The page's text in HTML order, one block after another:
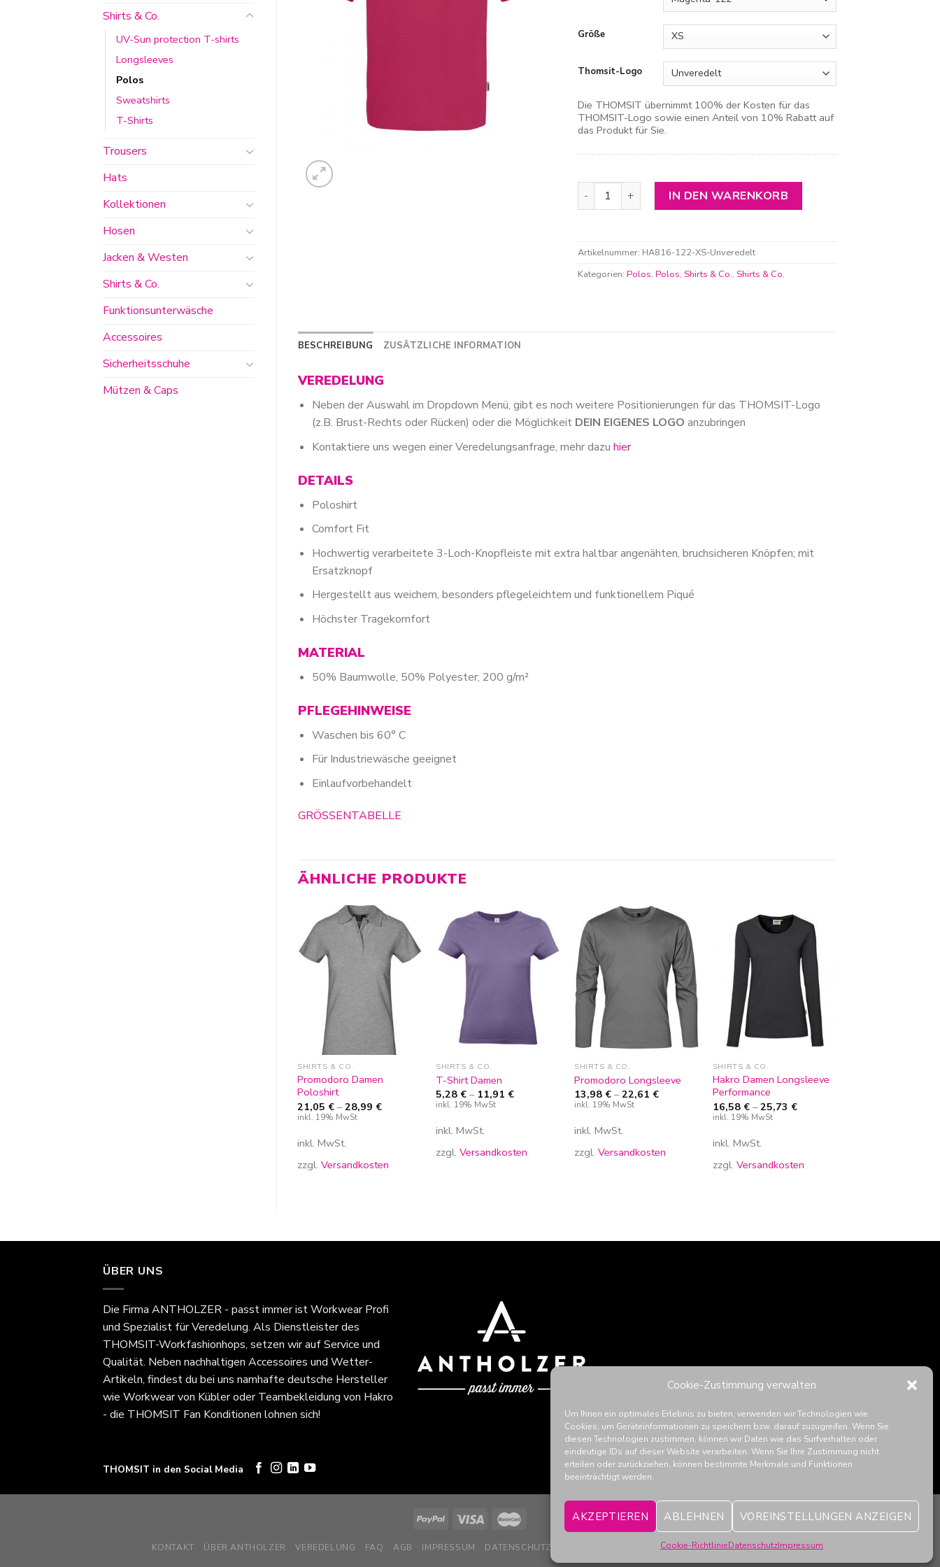
Cookie-Zustimmung verwalten
Um Ihnen ein optimales Erlebnis zu bieten, verwenden wir Technologien wie
Cookies, um Geräteinformationen zu speichern bzw. darauf zuzugreifen. Wenn Sie
diesen Technologien zustimmen, können wir Daten wie das Surfverhalten oder
eindeutige IDs auf dieser Website verarbeiten. Wenn Sie Ihre Zustimmung nicht
erteilen oder zurückziehen, können bestimmte Merkmale und Funktionen
beeinträchtigt werden.
AKZEPTIEREN ABLEHNEN VOREINSTELLUNGEN ANZEIGEN
Cookie-RichtlinieDatenschutzImpressum
Shirts & Co.
UV-Sun protection T-shirts
Longsleeves
Polos
Sweatshirts
T-Shirts
Trousers
Hats
Kollektionen
Hosen
Jacken & Westen
Shirts & Co.
Funktionsunterwäsche
Accessoires
Sicherheitsschuhe
Mützen & Caps
Größe
Thomsit-Logo
Die THOMSIT übernimmt 100% der Kosten für das
THOMSIT-Logo sowie einen Anteil von 10% Rabatt auf
das Produkt für Sie.
Hakro Poloshirt Performance Menge
IN DEN WARENKORB
Artikelnummer: HA816-122-XS-Unveredelt
Kategorien:Polos,Polos, Shirts & Co., Shirts & Co.
BESCHREIBUNG ZUSÄTZLICHE INFORMATION
VEREDELUNG
Neben der Auswahl im Dropdown Menü, gibt es noch weitere Positionierungen für das THOMSIT-Logo
(z.B. Brust-Rechts oder Rücken) oder die Möglichkeit DEIN EIGENES LOGO anzubringen
Kontaktiere uns wegen einer Veredelungsanfrage, mehr dazuhier
DETAILS
Poloshirt
Comfort Fit
Hochwertig verarbeitete 3-Loch-Knopfleiste mit extra haltbar angenähten, bruchsicheren Knöpfen; mit
Ersatzknopf
Hergestellt aus weichem, besonders pflegeleichtem und funktionellem Piqué
Höchster Tragekomfort
MATERIAL
50% Baumwolle, 50% Polyester; 200 g/m²
PFLEGEHINWEISE
Waschen bis 60° C
Für Industriewäsche geeignet
Einlaufvorbehandelt
GRÖSSENTABELLE
ÄHNLICHE PRODUKTE
Zur
Wunschliste
hinzufügen
SHIRTS & CO.
Promodoro Damen
Poloshirt
21,05 € –28,99 €
inkl. 19% MwSt
inkl. MwSt.
zzgl.Versandkosten
Wunschliste
hinzufügen
SHIRTS & CO.
T-Shirt Damen
5,28 € – 11,91 €
inkl. 19% MwSt
inkl. MwSt.
zzgl.Versandkosten
Wunschliste
hinzufügen
SHIRTS & CO.
Promodoro Longsleeve
13,98 € –22,61 €
inkl. 19% MwSt
inkl. MwSt.
zzgl.Versandkosten
Zur
Wunschliste
hinzufügen
SHIRTS & CO.
Hakro Damen Longsleeve
Performance
16,58 €–25,73 €
inkl. 19% MwSt
inkl. MwSt.
zzgl. Versandkosten
ÜBER UNS
Die Firma ANTHOLZER - passt immerist Workwear Profi
und Spezialist für Veredelung. Als Dienstleister des
THOMSIT-Workfashionhops, setzen wir auf Service und
Qualität. Neben nachhaltigen Accessoires und Wetter-
Artikeln, findest du bei uns namhafte deutsche Hersteller
wie Workwear von Kübler oder Teambekleidung von Hakro
- die THOMSIT Fan Konditionen lohnen sich!
THOMSIT in den Social Media
KONTAKT ÜBER ANTHOLZER VEREDELUNG FAQ AGB IMPRESSUM DATENSCHUTZ WIDERRUFSBELEHRUNG COOKIE-RICHTLINIE (EU)